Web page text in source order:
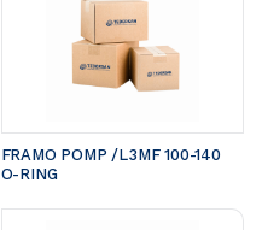
FRAMO POMP /L3MF 100-140
O-RING